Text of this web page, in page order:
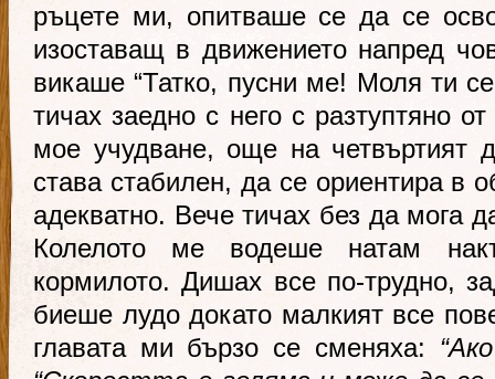
ръцете ми, опитваше се да се
изоставащ в движението напред
викаше “Татко, пусни ме! Моля ти
тичах заедно с него с разтуптяно
мое учудване, още на четвъртият
става стабилен, да се ориентира в
адекватно. Вече тичах без да мога
Колелото ме водеше натам
кормилото. Дишах все по-трудно,
биеше лудо докато малкият все
главата ми бързо се сменяха: